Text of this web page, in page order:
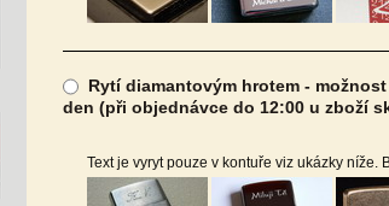
Rytí diamantovým hrotem -
den (při objednávce do 12:00 u zboží
Text je vyryt pouze v kontuře viz ukázky níže.